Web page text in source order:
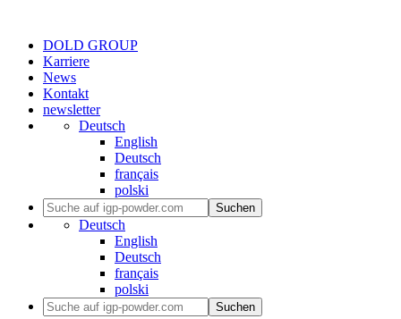
DOLD GROUP
Karriere
News
Kontakt
newsletter
Deutsch
English
Deutsch
français
polski
Suchen
Deutsch
English
Deutsch
français
polski
Suchen